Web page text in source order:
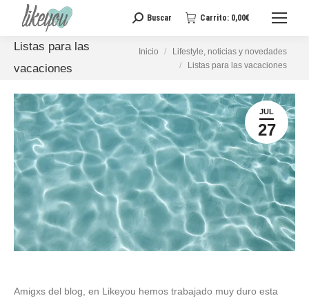
Buscar:
Buscar Carrito: 0,00€
Listas para las
vacaciones
Estás aquí:
Inicio
Lifestyle, noticias y novedades
Listas para las vacaciones
JUL
27
Amigxs del blog, en Likeyou hemos trabajado muy duro esta